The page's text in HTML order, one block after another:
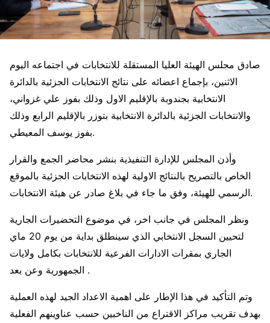
صادق مجلس الهيئة العليا المستقلة للانتخابات في اجتماعه اليوم
الاثنين، بإجماع اعضائه على نتائج الانتخابات الجزئية بالدائرة
الانتخابية بجندوبة بالإقليم الاول وذلك بفوز علي غزواني،
والانتخابات الجزئية بالدائرة الانتخابية بتوزر بالإقليم الرابع وذلك
بفوز يوسف المعيطي.
وأذن المجلس للإدارة التنفيذية بنشر محاضر الجمع والقرار
الخاص بالتصريح بالنتائج الاولية لهذه الانتخابات الجزئية بالموقع
الرسمي للهيئة، وفق ما جاء في بلاغ صادر عن هيئة الانتخابات.
ونظر المجلس في جانب اخر، في موضوع التحضيرات الجارية
لتحيين السجل الانتخابي الذي سينطلق بداية من يوم 20 ماي
الجاري بمقرات الادارات الفرعية للانتخابات بكامل ولايات
الجمهورية وعن بعد .
وتم التأكيد في هذا الإطار على اهمية الاعداد الجيد لهذه العملية
بهدف تقريب مراكز الاقتراع من الناخبين حسب عناوينهم الفعلية